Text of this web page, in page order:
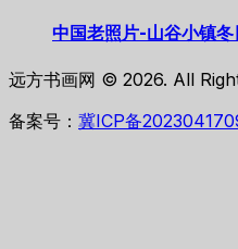
中国老照片-山谷小镇
远方书画网 © 2026. All
备案号： 冀ICP备